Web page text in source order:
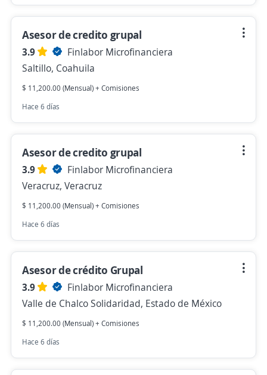
Asesor de credito grupal
3.9
Finlabor Microfinanciera
Saltillo, Coahuila
$ 11,200.00 (Mensual) + Comisiones
Hace 6 días
Asesor de credito grupal
3.9
Finlabor Microfinanciera
Veracruz, Veracruz
$ 11,200.00 (Mensual) + Comisiones
Hace 6 días
Asesor de crédito Grupal
3.9
Finlabor Microfinanciera
Valle de Chalco Solidaridad, Estado de México
$ 11,200.00 (Mensual) + Comisiones
Hace 6 días